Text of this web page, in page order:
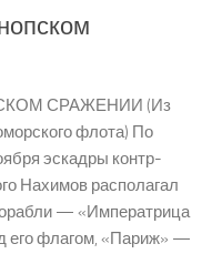
СРАЖЕНИИ (Из
флота) По
эскадры контр-
Нахимов располагал
— «Императрица
его флагом, «Париж» —